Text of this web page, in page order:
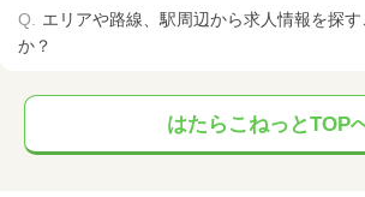
エリアや路線、駅周辺から求人情報を探
か？
はたらこねっとTOP